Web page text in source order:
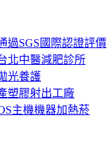
過SGS國際認證評價
北中醫減肥診所
光養護
塑膠射出工廠
主機機器加熱菸